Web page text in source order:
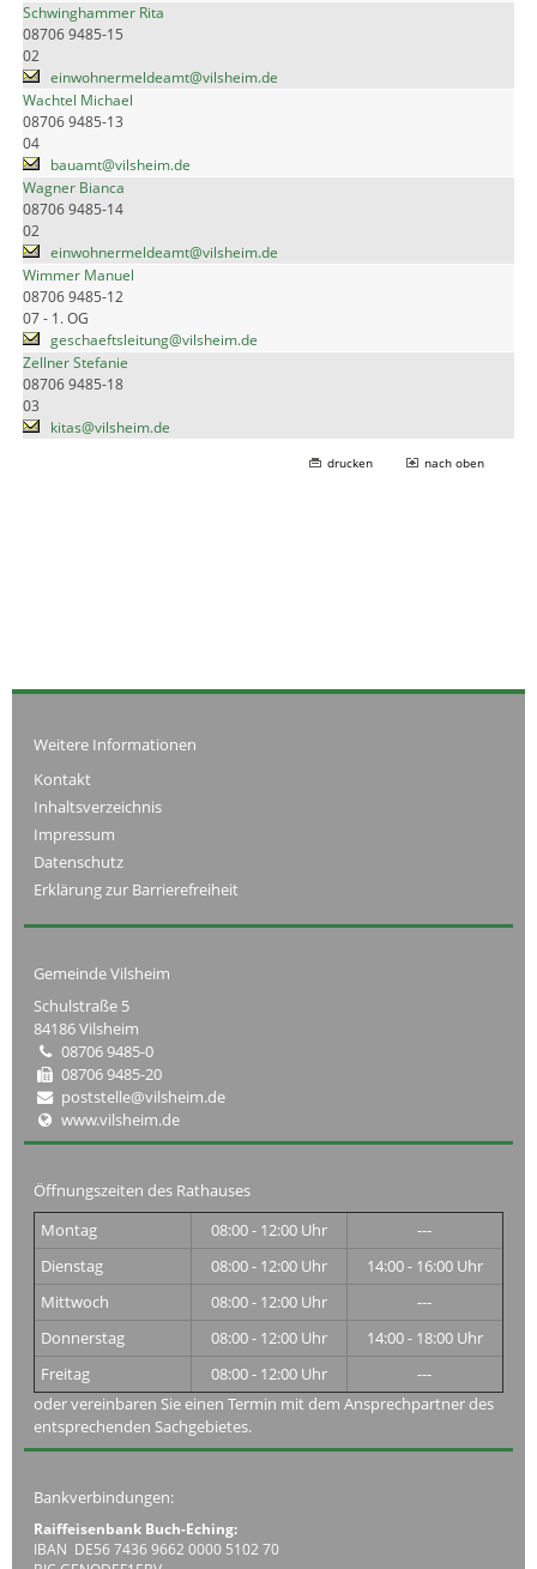
Schwinghammer Rita
08706 9485-15
02
einwohnermeldeamt@vilsheim.de
Wachtel Michael
08706 9485-13
04
bauamt@vilsheim.de
Wagner Bianca
08706 9485-14
02
einwohnermeldeamt@vilsheim.de
Wimmer Manuel
08706 9485-12
07 - 1. OG
geschaeftsleitung@vilsheim.de
Zellner Stefanie
08706 9485-18
03
kitas@vilsheim.de
drucken nach oben
Weitere Informationen
Kontakt
Inhaltsverzeichnis
Impressum
Datenschutz
Erklärung zur Barrierefreiheit
Gemeinde Vilsheim
Schulstraße 5
84186 Vilsheim
08706 9485-0
08706 9485-20
poststelle@vilsheim.de
www.vilsheim.de
Öffnungszeiten des Rathauses
Montag
08:00 - 12:00 Uhr
---
Dienstag
08:00 - 12:00 Uhr
14:00 - 16:00 Uhr
Mittwoch
08:00 - 12:00 Uhr
---
Donnerstag
08:00 - 12:00 Uhr
14:00 - 18:00 Uhr
Freitag
08:00 - 12:00 Uhr
---
oder vereinbaren Sie einen Termin mit dem Ansprechpartner des
entsprechenden Sachgebietes.
Bankverbindungen:
Raiffeisenbank Buch-Eching:
IBAN DE56 7436 9662 0000 5102 70